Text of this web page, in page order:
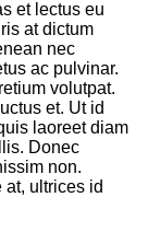
et lectus eu
at dictum
nec
ac pulvinar.
volutpat.
et. Ut id
laoreet diam
Donec
non.
ultrices id